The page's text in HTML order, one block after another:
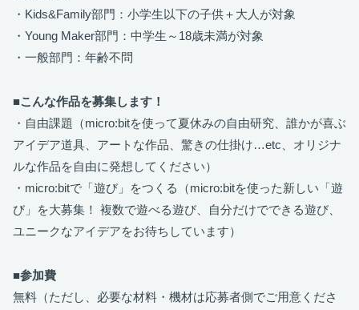
・Kids&Family部門：小学生以下の子供＋大人が対象
・Young Maker部門：中学生～18歳未満が対象
・一般部門：年齢不問
■こんな作品を募集します！
・自由課題（micro:bitを使って夏休みの自由研究、誰かが喜ぶ
アイデア道具、アートな作品、驚きの仕掛け…etc、オリジナ
ルな作品を自由に発想してください）
・micro:bitで「遊び」をつくる（micro:bitを使った新しい「遊
び」を大募集！ 複数で遊べる遊び、自分だけでできる遊び、
ユニークなアイデアをお待ちしています）
■参加費
無料（ただし、必要な材料・機材は応募者側でご用意くださ